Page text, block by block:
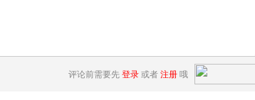
评论前需要先 登录 或者 注册 哦